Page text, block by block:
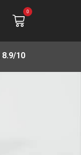
0
8.9/10